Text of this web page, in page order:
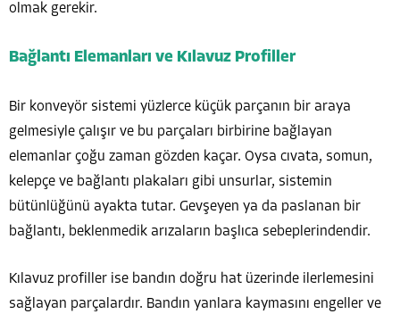
olmak gerekir.
Bağlantı Elemanları ve Kılavuz Profiller
Bir konveyör sistemi yüzlerce küçük parçanın bir araya
gelmesiyle çalışır ve bu parçaları birbirine bağlayan
elemanlar çoğu zaman gözden kaçar. Oysa cıvata, somun,
kelepçe ve bağlantı plakaları gibi unsurlar, sistemin
bütünlüğünü ayakta tutar. Gevşeyen ya da paslanan bir
bağlantı, beklenmedik arızaların başlıca sebeplerindendir.
Kılavuz profiller ise bandın doğru hat üzerinde ilerlemesini
sağlayan parçalardır. Bandın yanlara kaymasını engeller ve